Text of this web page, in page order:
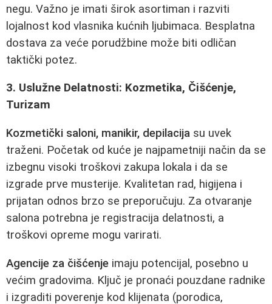
negu. Važno je imati širok asortiman i razviti
lojalnost kod vlasnika kućnih ljubimaca. Besplatna
dostava za veće porudžbine može biti odličan
taktički potez.
3. Uslužne Delatnosti: Kozmetika, Čišćenje,
Turizam
Kozmetički saloni, manikir, depilacija su uvek
traženi. Početak od kuće je najpametniji način da se
izbegnu visoki troškovi zakupa lokala i da se
izgrade prve musterije. Kvalitetan rad, higijena i
prijatan odnos brzo se preporučuju. Za otvaranje
salona potrebna je registracija delatnosti, a
troškovi opreme mogu varirati.
Agencije za čišćenje imaju potencijal, posebno u
većim gradovima. Ključ je pronaći pouzdane radnike
i izgraditi poverenje kod klijenata (porodica,